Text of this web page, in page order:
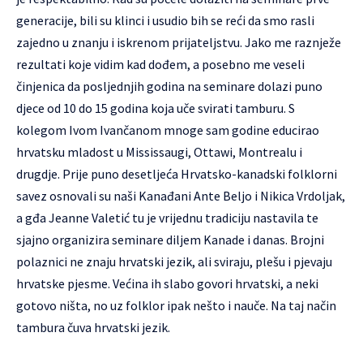
generacije, bili su klinci i usudio bih se reći da smo rasli
zajedno u znanju i iskrenom prijateljstvu. Jako me raznježe
rezultati koje vidim kad dođem, a posebno me veseli
činjenica da posljednjih godina na seminare dolazi puno
djece od 10 do 15 godina koja uče svirati tamburu. S
kolegom Ivom Ivančanom mnoge sam godine educirao
hrvatsku mladost u Mississaugi, Ottawi, Montrealu i
drugdje. Prije puno desetljeća Hrvatsko-kanadski folklorni
savez osnovali su naši Kanađani Ante Beljo i Nikica Vrdoljak,
a gđa Jeanne Valetić tu je vrijednu tradiciju nastavila te
sjajno organizira seminare diljem Kanade i danas. Brojni
polaznici ne znaju hrvatski jezik, ali sviraju, plešu i pjevaju
hrvatske pjesme. Većina ih slabo govori hrvatski, a neki
gotovo ništa, no uz folklor ipak nešto i nauče. Na taj način
tambura čuva hrvatski jezik.